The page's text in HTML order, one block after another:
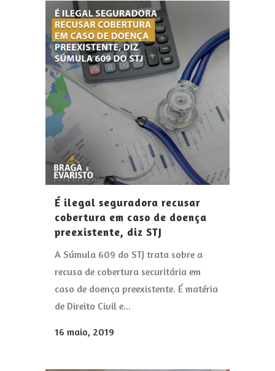
É ilegal seguradora recusar
cobertura em caso de doença
preexistente, diz STJ
A Súmula 609 do STJ trata sobre a
recusa de cobertura securitária em
caso de doença preexistente. É matéria
de Direito Civil e...
16 maio, 2019